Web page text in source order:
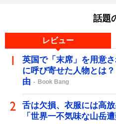
話題
レビュー
英国で「末席」を用意
に呼び寄せた人物とは
由
Book Bang
舌は欠損、衣服には高
「世界一不気味な山岳